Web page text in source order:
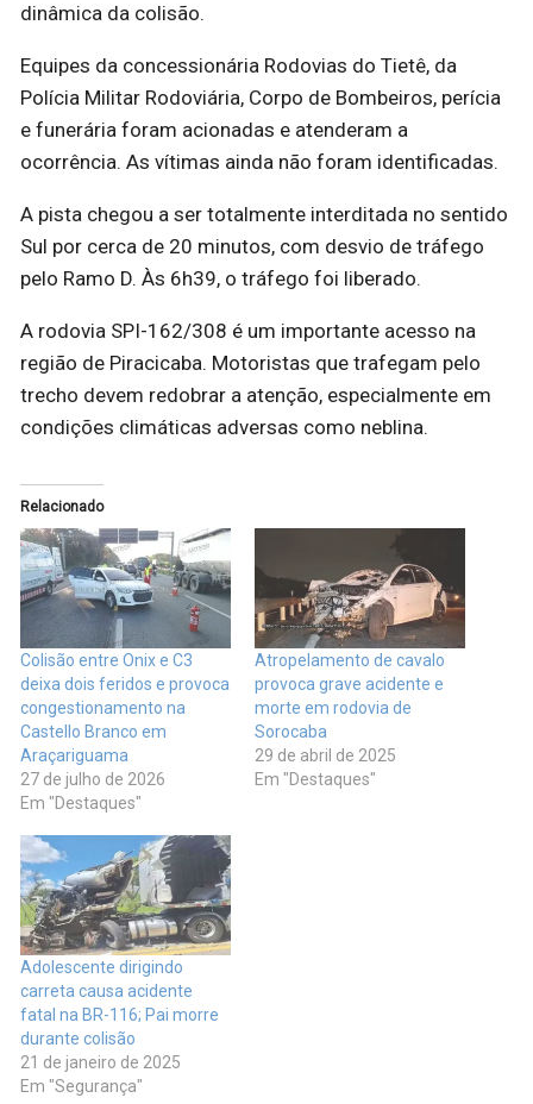
dinâmica da colisão.
Equipes da concessionária Rodovias do Tietê, da
Polícia Militar Rodoviária, Corpo de Bombeiros, perícia
e funerária foram acionadas e atenderam a
ocorrência. As vítimas ainda não foram identificadas.
A pista chegou a ser totalmente interditada no sentido
Sul por cerca de 20 minutos, com desvio de tráfego
pelo Ramo D. Às 6h39, o tráfego foi liberado.
A rodovia SPI-162/308 é um importante acesso na
região de Piracicaba. Motoristas que trafegam pelo
trecho devem redobrar a atenção, especialmente em
condições climáticas adversas como neblina.
Relacionado
Colisão entre Onix e C3
deixa dois feridos e provoca
congestionamento na
Castello Branco em
Araçariguama
27 de julho de 2026
Em "Destaques"
Atropelamento de cavalo
provoca grave acidente e
morte em rodovia de
Sorocaba
29 de abril de 2025
Em "Destaques"
Adolescente dirigindo
carreta causa acidente
fatal na BR-116; Pai morre
durante colisão
21 de janeiro de 2025
Em "Segurança"